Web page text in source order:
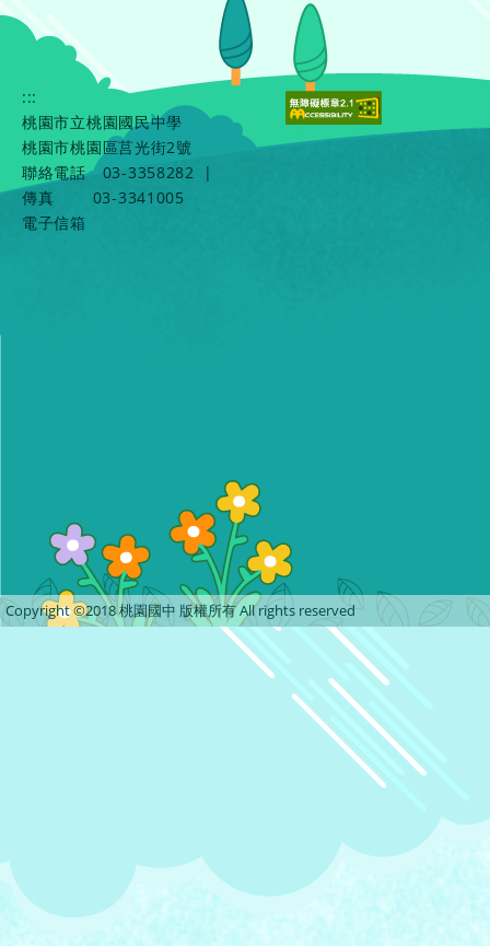
:::
桃園市立桃園國民中學
桃園市桃園區莒光街2號
聯絡電話
03-3358282
|
傳真
03-3341005
電子信箱
Copyright ©2018 桃園國中 版權所有 All rights reserved